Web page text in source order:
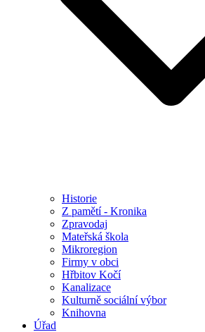
Historie
Z pamětí - Kronika
Zpravodaj
Mateřská škola
Mikroregion
Firmy v obci
Hřbitov Kočí
Kanalizace
Kulturně sociální výbor
Knihovna
Úřad